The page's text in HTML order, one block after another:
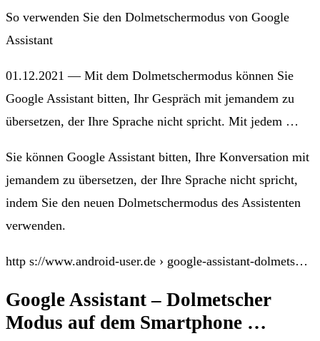
So verwenden Sie den Dolmetschermodus von Google
Assistant
01.12.2021 — Mit dem Dolmetschermodus können Sie
Google Assistant bitten, Ihr Gespräch mit jemandem zu
übersetzen, der Ihre Sprache nicht spricht. Mit jedem …
Sie können Google Assistant bitten, Ihre Konversation mit
jemandem zu übersetzen, der Ihre Sprache nicht spricht,
indem Sie den neuen Dolmetschermodus des Assistenten
verwenden.
http s://www.android-user.de › google-assistant-dolmets…
Google Assistant – Dolmetscher
Modus auf dem Smartphone …